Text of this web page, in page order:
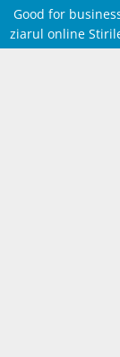
Good for
ziarul online